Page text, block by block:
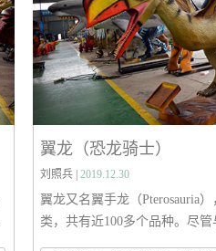
翼龙（恐龙骑士）
刘照兵 | 2019.12.30
翼龙又名翼手龙（Pterosauria
类，共有近100多个品种。尽